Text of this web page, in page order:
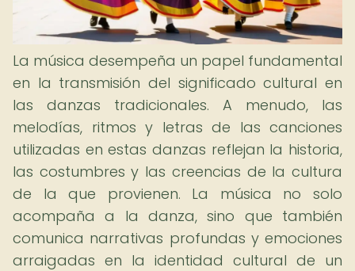
La música desempeña un papel fundamental
en la transmisión del significado cultural en
las danzas tradicionales. A menudo, las
melodías, ritmos y letras de las canciones
utilizadas en estas danzas reflejan la historia,
las costumbres y las creencias de la cultura
de la que provienen. La música no solo
acompaña a la danza, sino que también
comunica narrativas profundas y emociones
arraigadas en la identidad cultural de un